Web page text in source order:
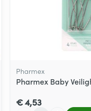
Pharmex
Pharmex Baby
€ 4,53